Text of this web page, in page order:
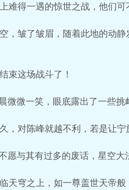
难得一遇的惊世之战，他们可
，皱了皱眉，随着此地的动
束这场战斗了！
微微一笑，眼底露出了一些挑
，对陈峰就越不利，若是让
愿与其有过多的废话，星空
天穹之上，如一尊盖世天帝